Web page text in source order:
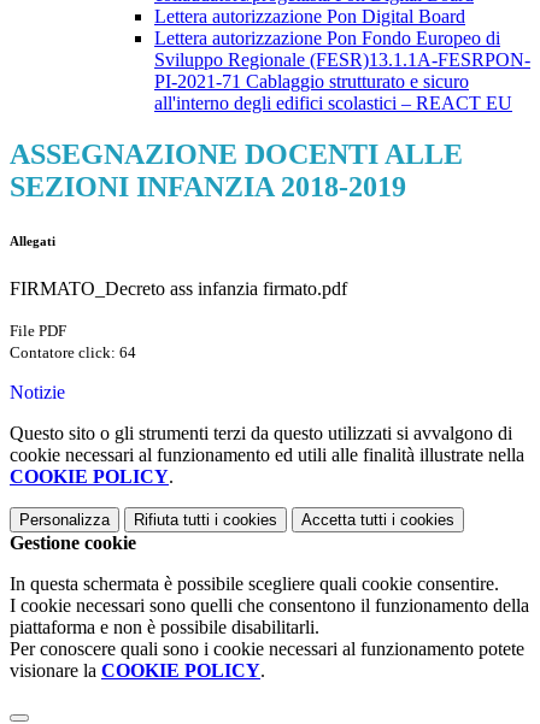
Lettera autorizzazione Pon Digital Board
Lettera autorizzazione Pon Fondo Europeo di
Sviluppo Regionale (FESR)13.1.1A-FESRPON-
PI-2021-71 Cablaggio strutturato e sicuro
all'interno degli edifici scolastici – REACT EU
ASSEGNAZIONE DOCENTI ALLE
SEZIONI INFANZIA 2018-2019
Allegati
FIRMATO_Decreto ass infanzia firmato.pdf
File PDF
Contatore click: 64
Notizie
Questo sito o gli strumenti terzi da questo utilizzati si avvalgono di
cookie necessari al funzionamento ed utili alle finalità illustrate nella
COOKIE POLICY.
Personalizza Rifiuta tutti i cookies Accetta tutti i cookies
Gestione cookie
In questa schermata è possibile scegliere quali cookie consentire.
I cookie necessari sono quelli che consentono il funzionamento della
piattaforma e non è possibile disabilitarli.
Per conoscere quali sono i cookie necessari al funzionamento potete
visionare la COOKIE POLICY.